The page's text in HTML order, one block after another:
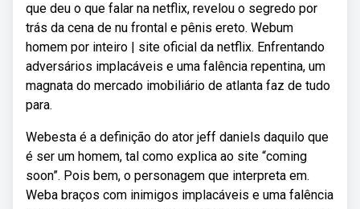
que deu o que falar na netflix, revelou o segredo por
trás da cena de nu frontal e pênis ereto. Webum
homem por inteiro | site oficial da netflix. Enfrentando
adversários implacáveis e uma falência repentina, um
magnata do mercado imobiliário de atlanta faz de tudo
para.
Webesta é a definição do ator jeff daniels daquilo que
é ser um homem, tal como explica ao site “coming
soon”. Pois bem, o personagem que interpreta em.
Weba braços com inimigos implacáveis e uma falência